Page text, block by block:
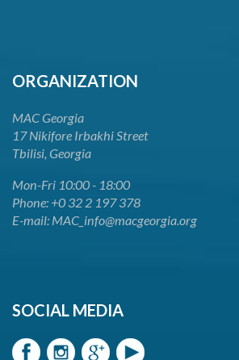
ORGANIZATION
MAC Georgia
17 Nikifore Irbakhi Street
Tbilisi, Georgia
Mon-Fri 10:00 - 18:00
Phone: +0 32 2 197 378
E-mail: MAC_info@macgeorgia.org
SOCIAL MEDIA